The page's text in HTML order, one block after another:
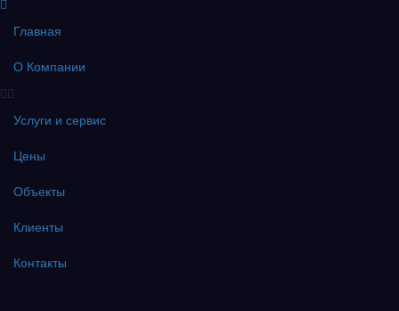
Главная
О Компании
Услуги и сервис
Цены
Объекты
Клиенты
Контакты